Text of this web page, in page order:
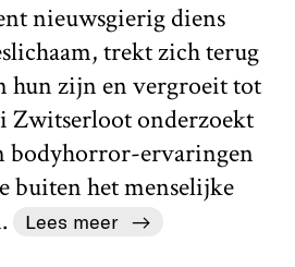
nieuwsgierig diens
trekt zich terug
hun zijn en vergroeit tot
Zwitserloot onderzoekt
bodyhorror-ervaringen
buiten het menselijke
Lees meer